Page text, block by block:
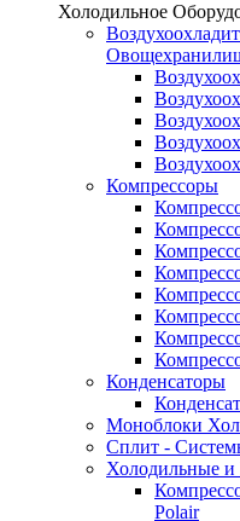
Холодильное
Компрессоры
Конденсаторы
Моноблоки
Сплит -
Холодильные
Polair